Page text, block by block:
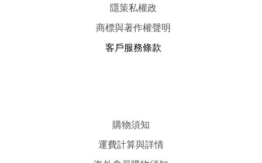
隱策私權政
商標與著作權聲明
客戶服務條款
購物須知
運費計算與詳情